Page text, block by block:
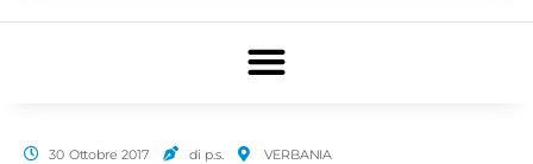
30 Ottobre 2017 di p.s. VERBANIA